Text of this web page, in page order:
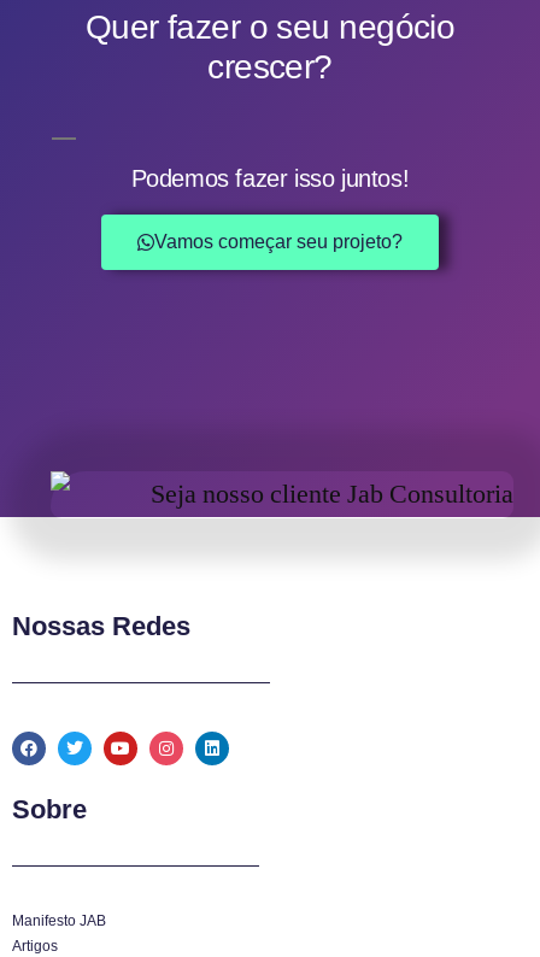
Quer fazer o seu negócio
crescer?
Podemos fazer isso juntos!
Vamos começar seu projeto?
Nossas Redes
Sobre
Manifesto JAB
Artigos